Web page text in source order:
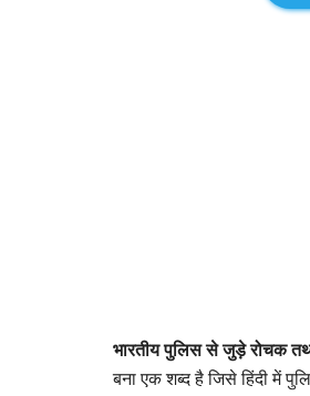
भारतीय पुलिस से जुड़े रोचक
बना एक शब्द है जिसे हिंदी में